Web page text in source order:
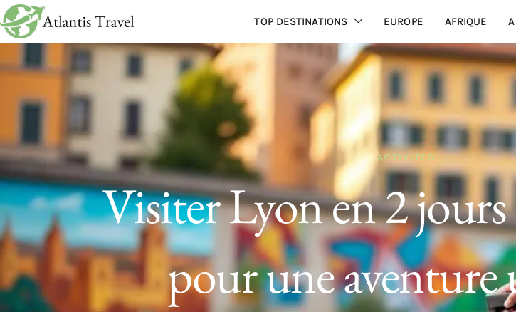
TOP DESTINATIONS EUROPE AFRIQUE
ACTIVITÉS
Visiter Lyon en 2
pour une aventure